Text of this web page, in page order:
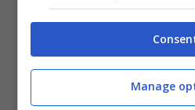
Ricette vegan: i
Manage